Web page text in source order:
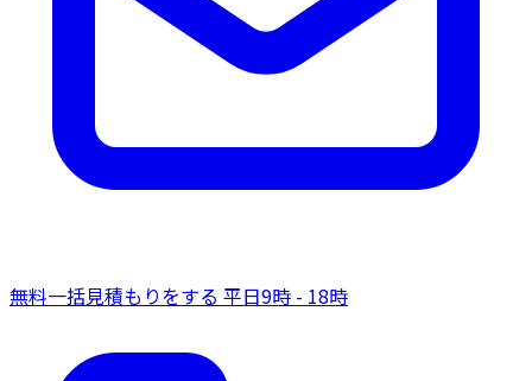
無料一括見積もりをする 平日9時 - 18時